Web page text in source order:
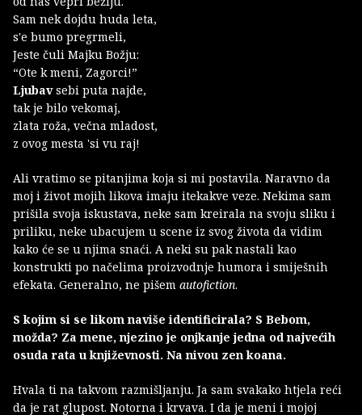
Sam nek dojdu huda leta,
s'e bumo pregrmeli,
Jeste čuli Majku Božju:
“Ote k meni, Zagorci!”
Ljubavsebi puta najde,
tak je bilo vekomaj,
zlata roža, večna mladost,
z ovog mesta 'si vu raj!
Ali vratimo se pitanjima koja si mi postavila. Naravno da
moj i život mojih likova imaju itekakve veze. Nekima sam
prišila svoja iskustava, neke sam kreirala na svoju sliku i
priliku, neke ubacujem u scene iz svog života da vidim
kako će se u njima snaći. A neki su pak nastali kao
konstrukti po načelima proizvodnje humora i smiješnih
efekata. Generalno, ne pišem autofiction.
S kojim si se likom naviše identificirala? S Bebom,
možda? Za mene, njezino je onjkanje jedna od najvećih
osuda rata u književnosti. Na nivou zen koana.
Hvala ti na takvom razmišljanju. Ja sam svakako htjela reći
da je rat glupost. Notorna i krvava. I da je meni i mojoj